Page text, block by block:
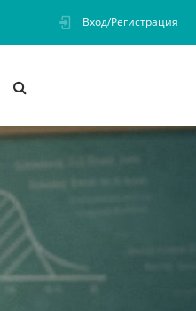
Вход/Регистрация